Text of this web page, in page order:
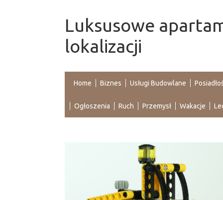
Luksusowe
lokalizacji
Home Biznes Usługi Budowlane
Ogłoszenia Ruch Przemysł Wakacje